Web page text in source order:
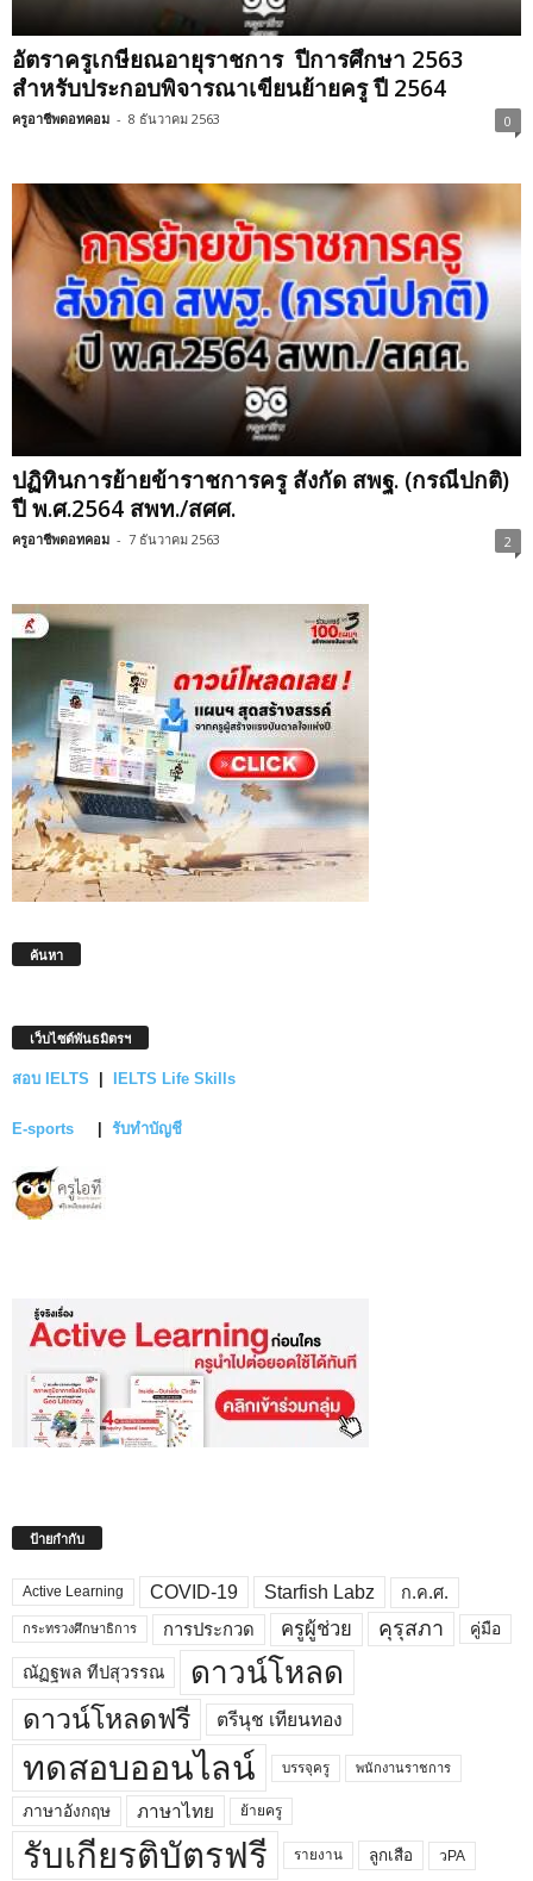
อัตราครูเกษียณ​อายุราชการ ​ ปีการศึกษา​ 2563​
สำหรับประกอบพิจารณาเขียนย้ายครู ปี 2564
ครูอาชีพดอทคอม - 8 ธันวาคม 2563 0
ปฏิทินการย้ายข้าราชการครู สังกัด สพฐ. (กรณีปกติ)
ปี พ.ศ.2564 สพท./สศศ.
ครูอาชีพดอทคอม - 7 ธันวาคม 2563 2
ค้นหา
เว็บไซต์พันธมิตรฯ
สอบ IELTS IELTS Life Skills
E-sports รับทำบัญชี
ป้ายกำกับ
Active Learning COVID-19 Starfish Labz ก.ค.ศ.
กระทรวงศึกษาธิการ การประกวด ครูผู้ช่วย คุรุสภา คู่มือ
ณัฏฐพล ทีปสุวรรณ ดาวน์โหลด
ดาวน์โหลดฟรี ตรีนุช เทียนทอง
ทดสอบออนไลน์ บรรจุครู พนักงานราชการ
ภาษาอังกฤษ ภาษาไทย ย้ายครู
รับเกียรติบัตรฟรี รายงาน ลูกเสือ วPA